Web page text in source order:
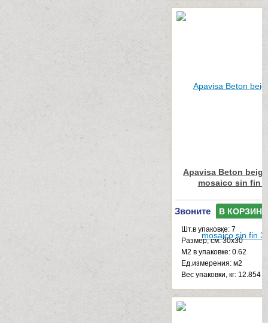
Apavisa Beton
mosaico sin fin
Звоните В КОРЗИНУ
Шт.в упаковке: 7
Размер, см: 30x30
М2 в упаковке: 0.62
Ед.измерения: м2
Веc упаковки, кг: 12.854